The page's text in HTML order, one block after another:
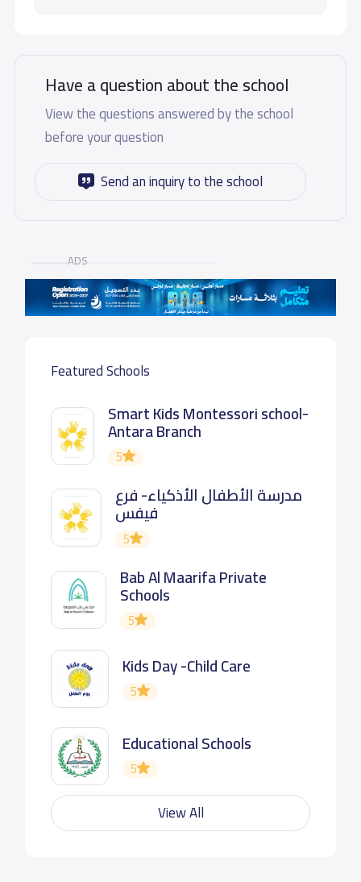
Have a question about the school
View the questions answered by the school
before your question
Send an inquiry to the school
ADS
Featured Schools
Smart Kids Montessori school-
Antara Branch
5
مدرسة الأطفال الأذكياء- فرع
فيفس
5
Bab Al Maarifa Private
Schools
5
Kids Day -Child Care
5
Educational Schools
5
View All